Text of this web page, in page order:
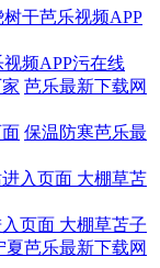
干芭乐视频APP
频APP污在线
芭乐最新下载网
保温防寒芭乐最
页面 大棚草苫子
夏芭乐最新下载网